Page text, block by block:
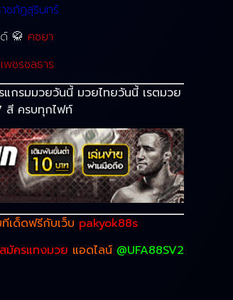
ชภัฏสุรินทร์
🥋 คชยา
เพชรชลธาร
แกรมมวยวันนี้ มวยไทยวันนี้ เรตมวย
สี ครบทุกไฟท์
เด็ดฟรีกับเว็บ pakyok88s
สมัครแทงมวย แอดไลน์ @UFA88SV2